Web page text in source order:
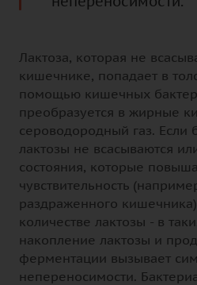
Лактоза, которая не
кишечнике, попадает в
помощью кишечных
преобразуется в жирные
сероводородный газ. Если
лактозы не всасываются
состояния, которые
чувствительность
раздраженного
количестве лактозы - в
накопление лактозы и
ферментации вызывает
непереносимости.